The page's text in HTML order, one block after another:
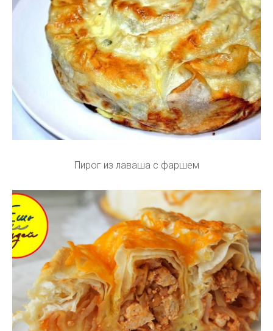
Пирог из лаваша с фаршем